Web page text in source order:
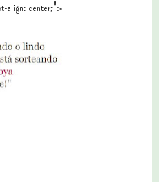
align: center;">